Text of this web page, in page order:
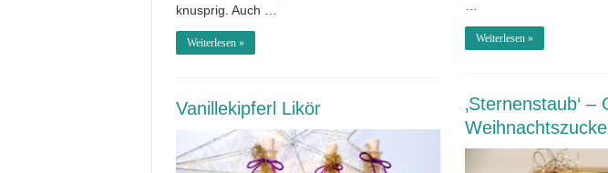
Weiterlesen »
knusprig. Auch …
Weiterlesen »
‚Sternenstaub‘ –
Vanillekipferl Likör